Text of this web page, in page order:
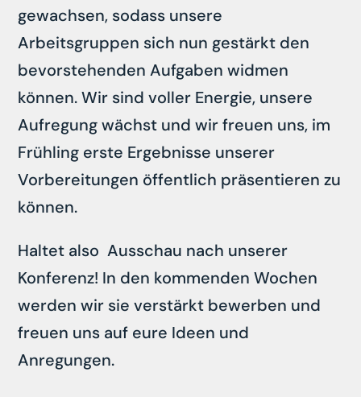
gewachsen, sodass unsere
Arbeitsgruppen sich nun gestärkt den
bevorstehenden Aufgaben widmen
können. Wir sind voller Energie, unsere
Aufregung wächst und wir freuen uns, im
Frühling erste Ergebnisse unserer
Vorbereitungen öffentlich präsentieren zu
können.
Haltet also Ausschau nach unserer
Konferenz! In den kommenden Wochen
werden wir sie verstärkt bewerben und
freuen uns auf eure Ideen und
Anregungen.